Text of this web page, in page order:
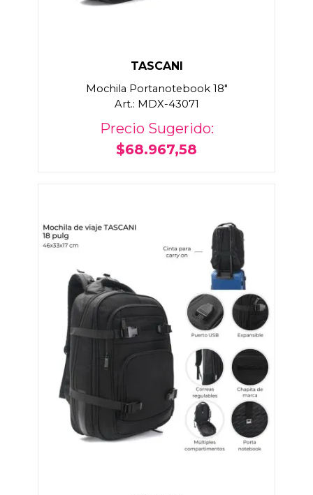
TASCANI
Mochila Portanotebook 18"
Art.: MDX-43071
Precio Sugerido:
$68.967,58